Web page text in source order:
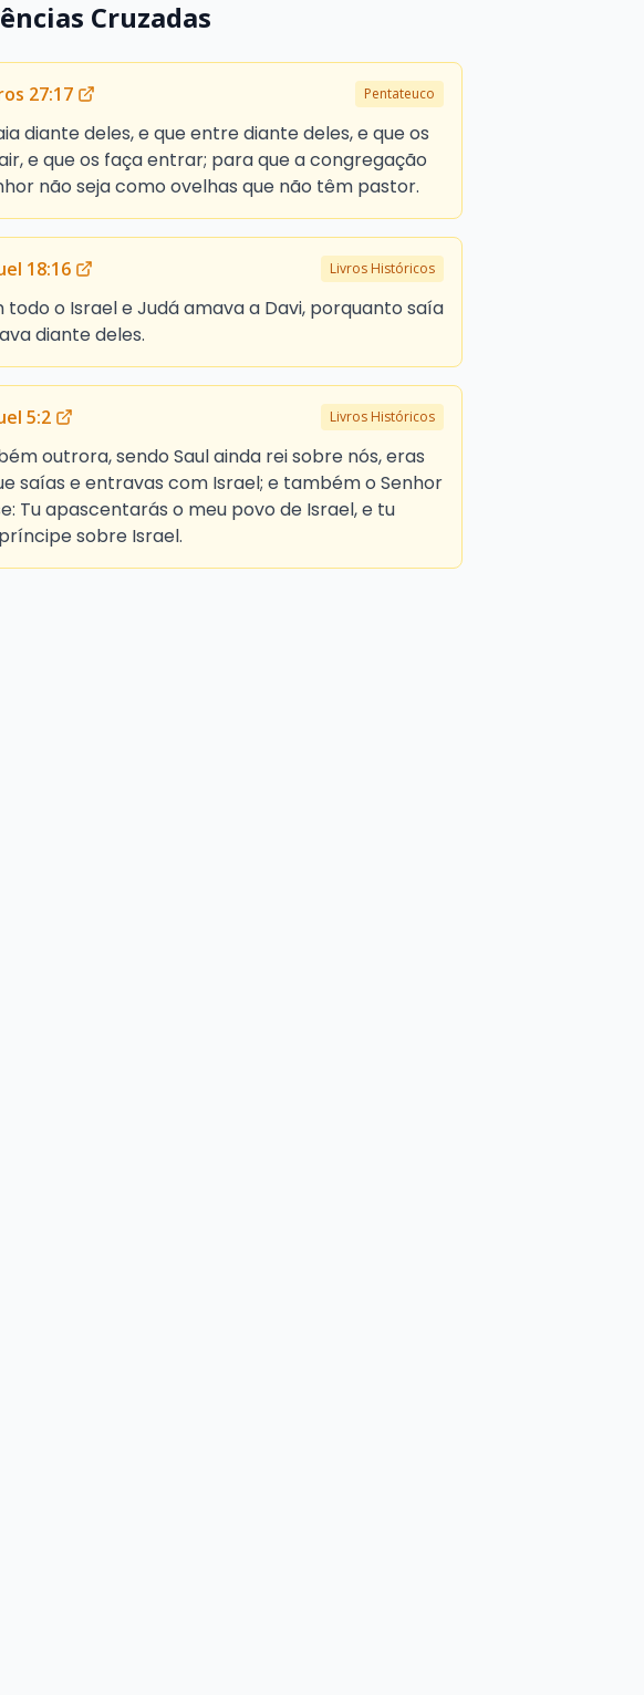
Cruzadas
27:17 Pentateuco
diante deles, e que entre diante deles, e que os
e que os faça entrar; para que a congregação
não seja como ovelhas que não têm pastor.
18:16 Livros Históricos
todo o Israel e Judá amava a Davi, porquanto saía
diante deles.
5:2 Livros Históricos
outrora, sendo Saul ainda rei sobre nós, eras
saías e entravas com Israel; e também o Senhor
Tu apascentarás o meu povo de Israel, e tu
sobre Israel.